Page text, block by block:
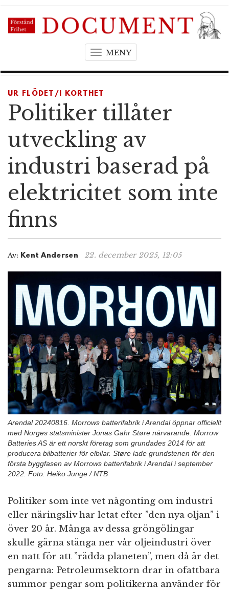
MENYT
g
e
a
i
g
a
t
n
UR FLÖDET/I KORTHET
Politiker tillåter
utveckling av
industri baserad på
elektricitet som inte
finns
Av: Kent Andersen 22. december 2025, 12:05
Arendal 20240816. Morrows batterifabrik i Arendal öppnar officiellt
med Norges statsminister Jonas Gahr Støre närvarande. Morrow
Batteries AS är ett norskt företag som grundades 2014 för att
producera bilbatterier för elbilar. Støre lade grundstenen för den
första byggfasen av Morrows batterifabrik i Arendal i september
2022. Foto: Heiko Junge / NTB
Politiker som inte vet någonting om industri
eller näringsliv har letat efter ”den nya oljan” i
över 20 år. Många av dessa gröngölingar
skulle gärna stänga ner vår oljeindustri över
en natt för att ”rädda planeten”, men då är det
pengarna: Petroleumsektorn drar in ofattbara
summor pengar som politikerna använder för